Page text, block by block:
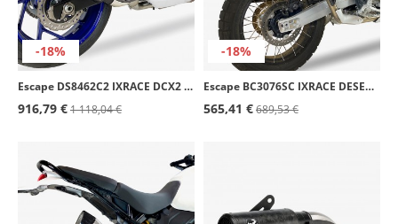
-18%
Escape DS8462C2 IXRACE DCX2 para Suzuki GSR 750 (11-16), GSX-S 750 (17-20)
916,79 €1 118,04 €
-18%
Escape BC3076SC IXRACE DESERT Inoxidable para Aprilia Tuareg / Rally 660 (22-25)
565,41 €689,53 €